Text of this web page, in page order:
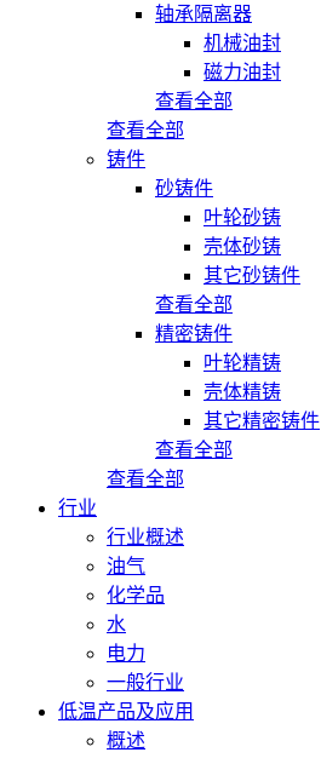
轴承隔离器
机械油封
磁力油封
查看全部
查看全部
铸件
砂铸件
叶轮砂铸
壳体砂铸
其它砂铸件
查看全部
精密铸件
叶轮精铸
壳体精铸
其它精密铸件
查看全部
查看全部
行业
行业概述
油气
化学品
水
电力
一般行业
低温产品及应用
概述